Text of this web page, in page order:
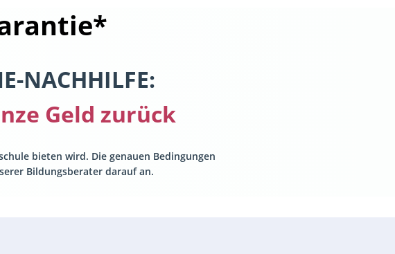
NACHHILFE:
Geld zurück
bieten wird. Die genauen Bedingungen
Bildungsberater darauf an.